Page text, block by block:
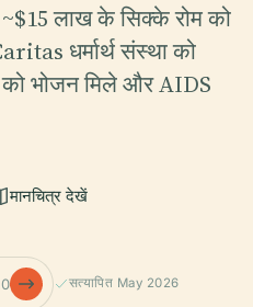
लाख के सिक्के रोम को
धर्मार्थ संस्था को
को भोजन मिले और AIDS
मानचित्र देखें
सत्यापित May 2026